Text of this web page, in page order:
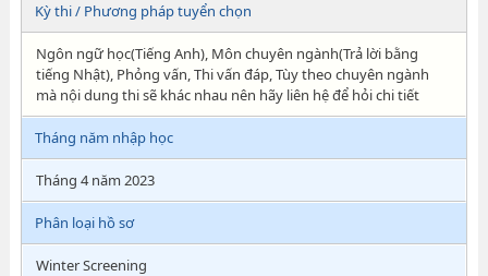
Kỳ thi / Phương pháp tuyển chọn
Ngôn ngữ học(Tiếng Anh), Môn chuyên ngành(Trả lời bằng
tiếng Nhật), Phỏng vấn, Thi vấn đáp, Tùy theo chuyên ngành
mà nội dung thi sẽ khác nhau nên hãy liên hệ để hỏi chi tiết
Tháng năm nhập học
Tháng 4 năm 2023
Phân loại hồ sơ
Winter Screening